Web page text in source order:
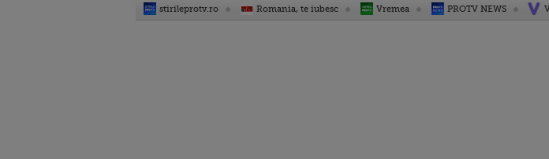
stirileprotv.ro Romania, te iubesc Vremea PROTV NEWS